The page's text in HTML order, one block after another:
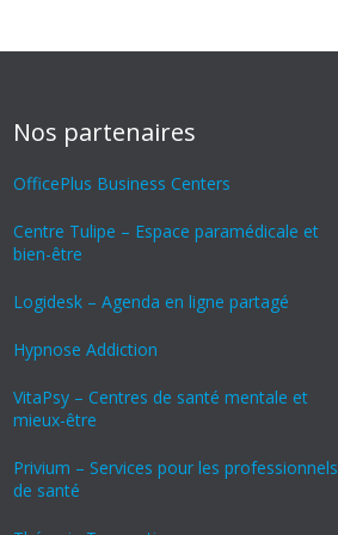
Nos partenaires
OfficePlus Business Centers
Centre Tulipe – Espace paramédicale et
bien-être
Logidesk – Agenda en ligne partagé
Hypnose Addiction
VitaPsy – Centres de santé mentale et
mieux-être
Privium – Services pour les professionnels
de santé